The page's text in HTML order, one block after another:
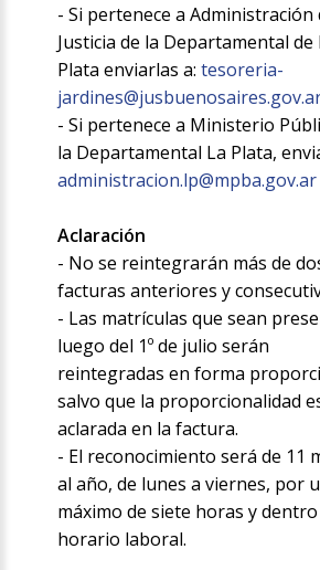
- Si pertenece a Administración
Justicia de la Departamental de
Plata enviarlas a:tesoreria-
- Si pertenece a Ministerio
la Departamental La Plata,
administracion.lp@mpba.gov.ar
Aclaración
- No se reintegrarán más de
facturas anteriores y
- Las matrículas que sean
luego del 1º de julio serán
reintegradas en forma
salvo que la proporcionalidad
aclarada en la factura.
- El reconocimiento será de 11
al año, de lunes a viernes, por
máximo de siete horas y
horario laboral.